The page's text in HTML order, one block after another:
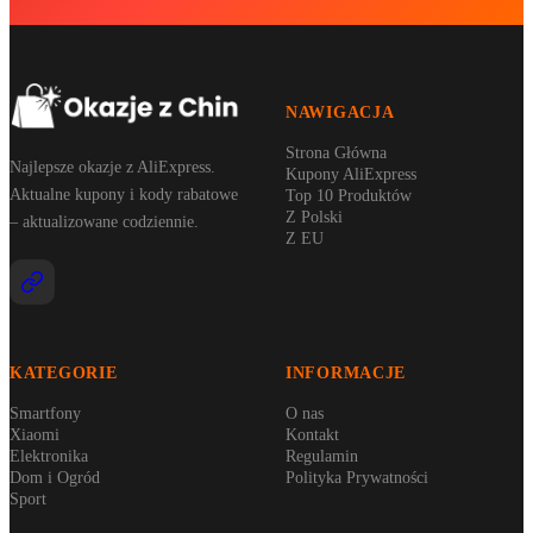
Najlepsze okazje z AliExpress.
Aktualne kupony i kody rabatowe
– aktualizowane codziennie.
NAWIGACJA
Strona Główna
Kupony AliExpress
Top 10 Produktów
Z Polski
Z EU
KATEGORIE
Smartfony
Xiaomi
Elektronika
Dom i Ogród
Sport
INFORMACJE
O nas
Kontakt
Regulamin
Polityka Prywatności